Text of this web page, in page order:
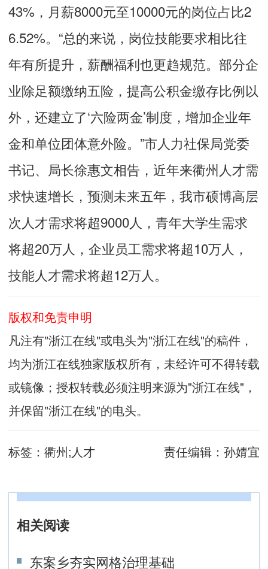
43%，月薪8000元至10000元的岗位占比2
6.52%。“总的来说，岗位技能要求相比往
年有所提升，薪酬福利也更趋规范。部分企
业除足额缴纳五险，提高公积金缴存比例以
外，还建立了‘六险两金’制度，增加企业年
金和单位团体意外险。”市人力社保局党委
书记、局长徐惠文相告，近年来衢州人才需
求快速增长，预测未来五年，我市硕博高层
次人才需求将超9000人，青年大学生需求
将超20万人，企业员工需求将超10万人，
技能人才需求将超12万人。
版权和免责申明
凡注有"浙江在线"或电头为"浙江在线"的稿件，
均为浙江在线独家版权所有，未经许可不得转载
或镜像；授权转载必须注明来源为"浙江在线"，
并保留"浙江在线"的电头。
标签： 衢州;人才 责任编辑： 孙婧宜
相关阅读
东案乡夯实网格治理基础